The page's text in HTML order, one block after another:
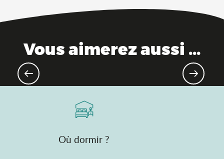
Vous aimerez aussi ...
Cet été, échappez-vous dans l’Ain !
Où dormir ?